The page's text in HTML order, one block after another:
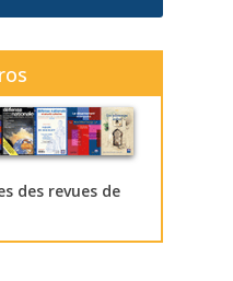
des revues de